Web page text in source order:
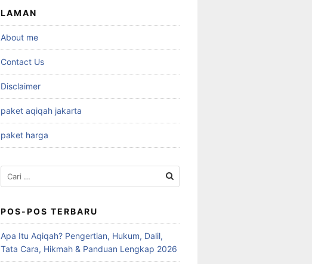
LAMAN
About me
Contact Us
Disclaimer
paket aqiqah jakarta
paket harga
Cari
untuk:
POS-POS TERBARU
Apa Itu Aqiqah? Pengertian, Hukum, Dalil,
Tata Cara, Hikmah & Panduan Lengkap 2026